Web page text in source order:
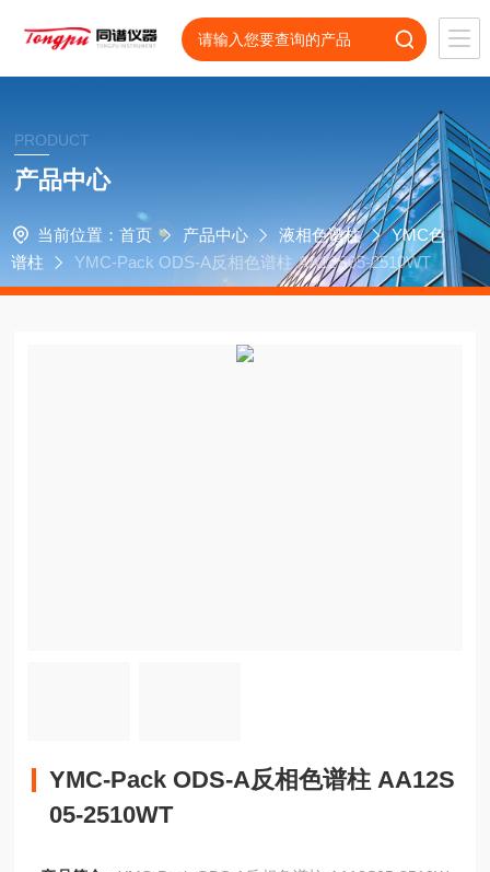
PRODUCT
产品中心
当前位置： 首页 产品中心 液相色谱柱
YMC色
谱柱
YMC-Pack ODS-A反相色谱柱 AA12S05-2510WT
YMC-Pack ODS-A反相色谱柱 AA12S
05-2510WT